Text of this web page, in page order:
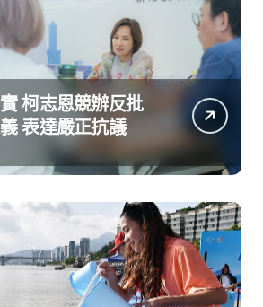
柯志恩競辦反批
表達嚴正抗議